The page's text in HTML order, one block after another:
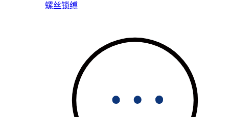
螺丝锁缚